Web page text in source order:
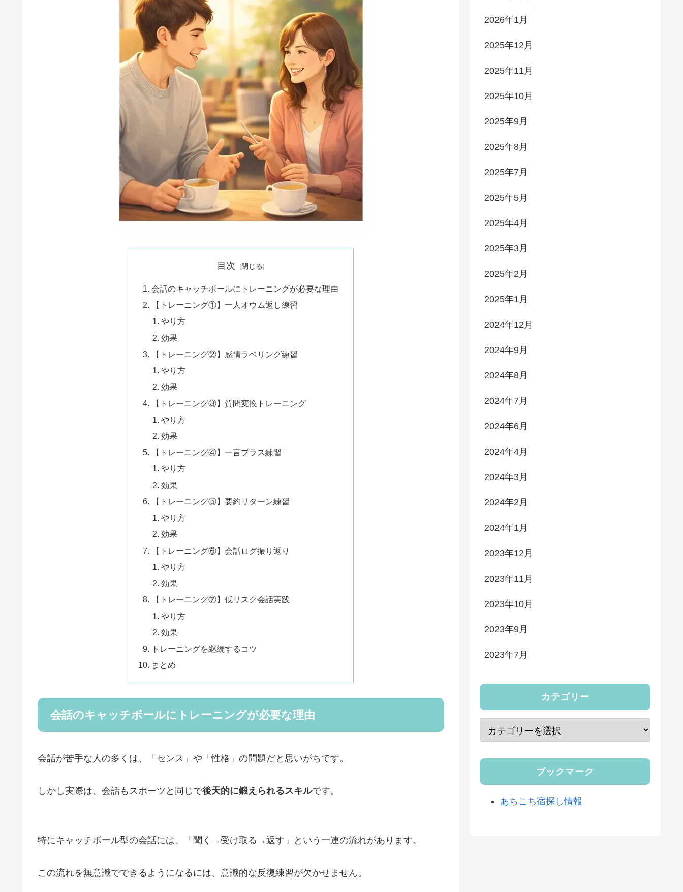
目次
会話のキャッチボールにトレーニングが必要な理由
【トレーニング①】一人オウム返し練習
やり方
効果
【トレーニング②】感情ラベリング練習
やり方
効果
【トレーニング③】質問変換トレーニング
やり方
効果
【トレーニング④】一言プラス練習
やり方
効果
【トレーニング⑤】要約リターン練習
やり方
効果
【トレーニング⑥】会話ログ振り返り
やり方
効果
【トレーニング⑦】低リスク会話実践
やり方
効果
トレーニングを継続するコツ
まとめ
会話のキャッチボールにトレーニングが必要な理由
会話が苦手な人の多くは、「センス」や「性格」の問題だと思いがちです。
しかし実際は、会話もスポーツと同じで後天的に鍛えられるスキルです。
特にキャッチボール型の会話には、「聞く→受け取る→返す」という一連の流れがあります。
この流れを無意識でできるようになるには、意識的な反復練習が欠かせません。
2026年1月
2025年12月
2025年11月
2025年10月
2025年9月
2025年8月
2025年7月
2025年5月
2025年4月
2025年3月
2025年2月
2025年1月
2024年12月
2024年9月
2024年8月
2024年7月
2024年6月
2024年4月
2024年3月
2024年2月
2024年1月
2023年12月
2023年11月
2023年10月
2023年9月
2023年7月
カテゴリー
ブックマーク
あちこち宿探し情報